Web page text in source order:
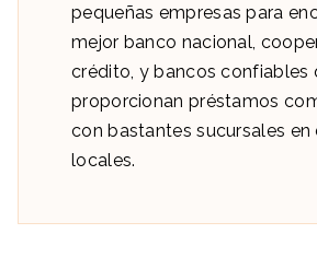
pequeñas empresas para
mejor banco nacional,
crédito, y bancos confiables
proporcionan préstamos
con bastantes sucursales en
locales.